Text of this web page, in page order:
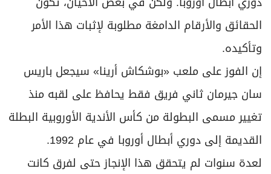
الحقائق والأرقام الدامغة مطلوبة لإثبات هذا الأمر
وتأكيده.
إن الفوز على ملعب «بوشكاش أرينا» سيجعل باريس
سان جيرمان ثاني فريق فقط يحافظ على لقبه منذ
تغيير مسمى البطولة من كأس الأندية الأوروبية البطلة
القديمة إلى دوري أبطال أوروبا في عام 1992.
لعدة سنوات لم يتحقق هذا الإنجاز حتى لفرق كانت